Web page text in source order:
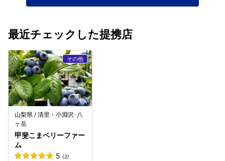
最近チェックした提携店
山梨県 / 清里・小淵沢･八
ヶ岳
甲斐こまベリーファー
ム
5 (2)